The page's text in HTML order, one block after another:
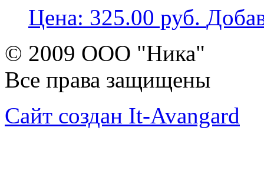
Цена: 325.00 руб.
© 2009 ООО "Ника"
Все права защищены
Сайт создан It-Avangard